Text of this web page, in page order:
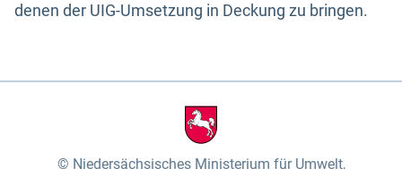
denen der UIG-Umsetzung in Deckung zu bringen.
Niedersächsisches Ministerium für Umwelt,